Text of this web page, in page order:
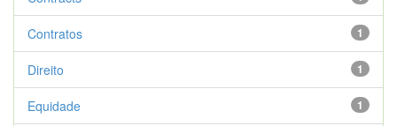
1
Contratos
1
Direito
1
Equidade